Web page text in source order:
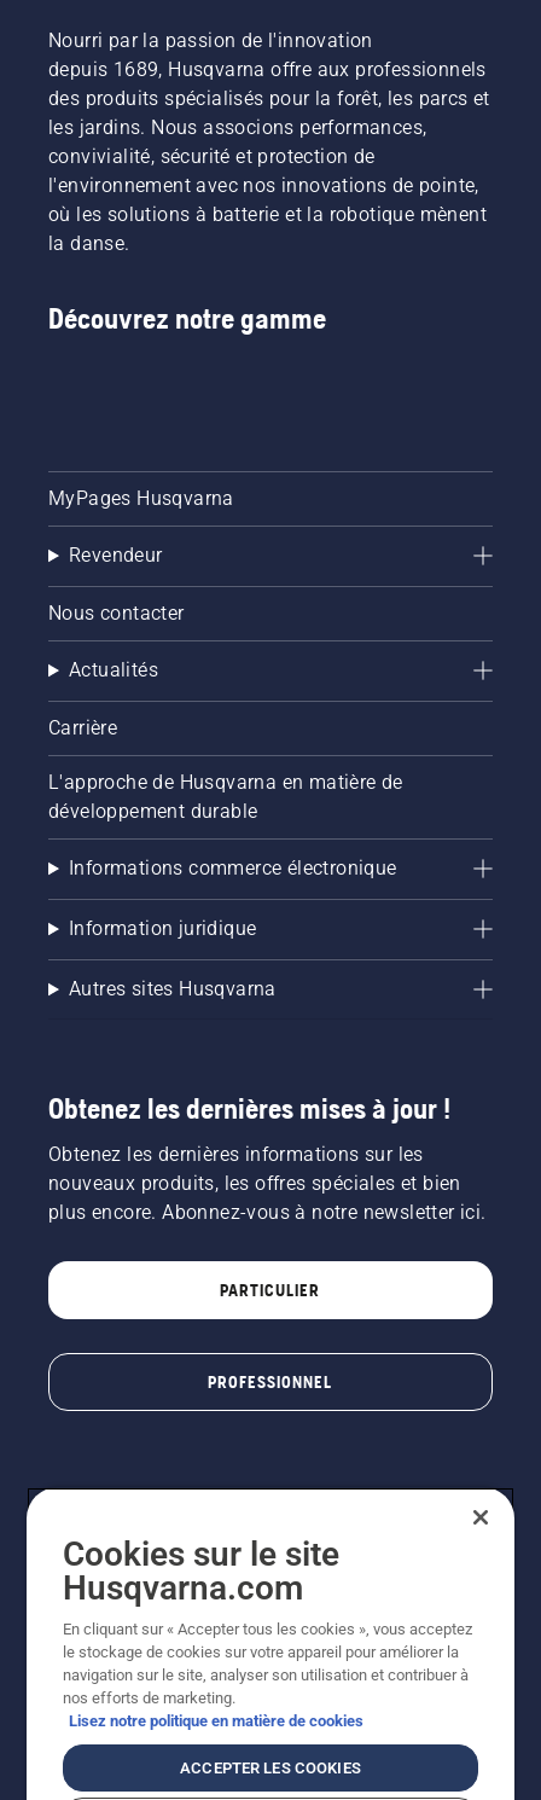
Nourri par la passion de l'innovation
depuis 1689, Husqvarna offre aux professionnels
des produits spécialisés pour la forêt, les parcs et
les jardins. Nous associons performances,
convivialité, sécurité et protection de
l'environnement avec nos innovations de pointe,
où les solutions à batterie et la robotique mènent
la danse.
Découvrez notre gamme
MyPages Husqvarna
Revendeur
Nous contacter
Actualités
Carrière
L'approche de Husqvarna en matière de
développement durable
Informations commerce électronique
Information juridique
Autres sites Husqvarna
Obtenez les dernières mises à jour !
Obtenez les dernières informations sur les
nouveaux produits, les offres spéciales et bien
plus encore. Abonnez-vous à notre newsletter ici.
PARTICULIER
PROFESSIONNEL
© Husqvarna AB (publ). Tous droits réservés. Les prix
indiqués sont à titre indicatif de Husqvarna Schweiz AG
aux revendeurs participants, prix en CHF, TVA 8,1 % et
TAR incluses. Sous réserve de modification. Tous les
prix indiqués sont des prix de vente recommandés (TVA
incluse), sauf si le produit est disponible pour un achat
Cookies sur le site
Husqvarna.com
En cliquant sur « Accepter tous les cookies », vous acceptez
le stockage de cookies sur votre appareil pour améliorer la
navigation sur le site, analyser son utilisation et contribuer à
nos efforts de marketing.
Lisez notre politique en matière de cookies
ACCEPTER LES COOKIES